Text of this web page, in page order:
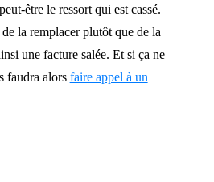
être le ressort qui est cassé.
la remplacer plutôt que de la
une facture salée. Et si ça ne
faudra alors faire appel à un